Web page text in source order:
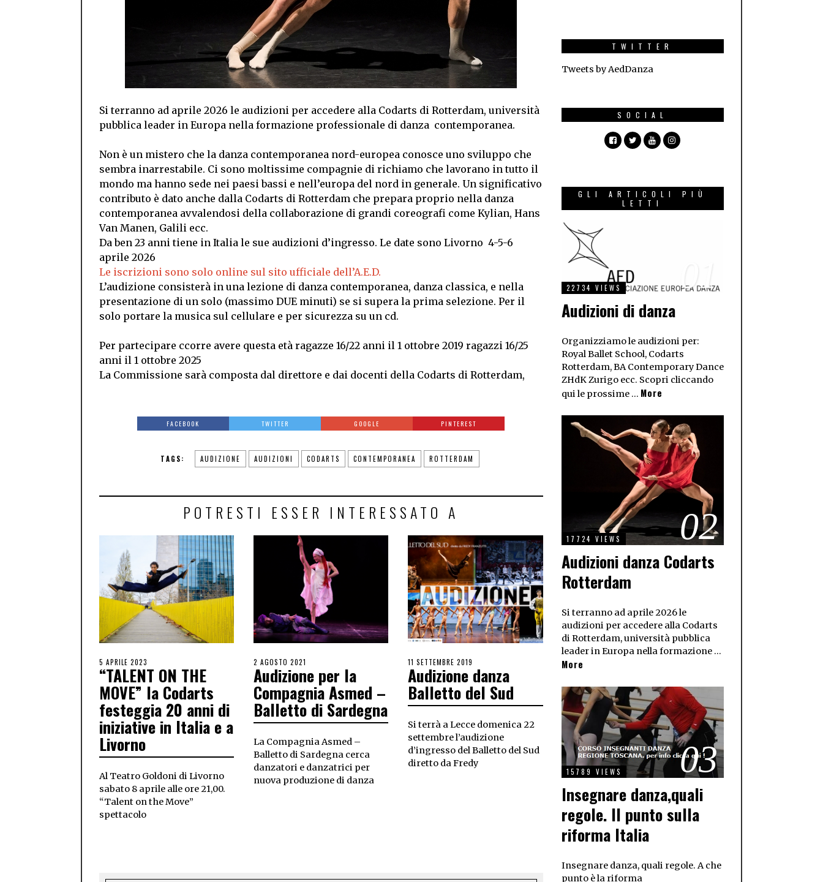
Si terranno ad aprile 2026 le audizioni per accedere alla Codarts di Rotterdam, università
pubblica leader in Europa nella formazione professionale di danza contemporanea.
Non è un mistero che la danza contemporanea nord-europea conosce uno sviluppo che
sembra inarrestabile. Ci sono moltissime compagnie di richiamo che lavorano in tutto il
mondo ma hanno sede nei paesi bassi e nell’europa del nord in generale. Un significativo
contributo è dato anche dalla Codarts di Rotterdam che prepara proprio nella danza
contemporanea avvalendosi della collaborazione di grandi coreografi come Kylian, Hans
Van Manen, Galili ecc.
Da ben 23 anni tiene in Italia le sue audizioni d’ingresso. Le date sono Livorno 4-5-6
aprile 2026
Le iscrizioni sono solo online sul sito ufficiale dell’A.E.D.
L’audizione consisterà in una lezione di danza contemporanea, danza classica, e nella
presentazione di un solo (massimo DUE minuti) se si supera la prima selezione. Per il
solo portare la musica sul cellulare e per sicurezza su un cd.
Per partecipare ccorre avere questa età ragazze 16/22 anni il 1 ottobre 2019 ragazzi 16/25
anni il 1 ottobre 2025
La Commissione sarà composta dal direttore e dai docenti della Codarts di Rotterdam,
FACEBOOK TWITTER GOOGLE PINTEREST
TAGS: AUDIZIONE AUDIZIONI CODARTS CONTEMPORANEA ROTTERDAM
POTRESTI ESSER INTERESSATO A
5 APRILE 2023
“TALENT ON THE
MOVE” la Codarts
festeggia 20 anni di
iniziative in Italia e a
Livorno
Al Teatro Goldoni di Livorno
sabato 8 aprile alle ore 21,00.
“Talent on the Move”
spettacolo
2 AGOSTO 2021
Audizione per la
Compagnia Asmed –
Balletto di Sardegna
La Compagnia Asmed –
Balletto di Sardegna cerca
danzatori e danzatrici per
nuova produzione di danza
11 SETTEMBRE 2019
Audizione danza
Balletto del Sud
Si terrà a Lecce domenica 22
settembre l’audizione
d’ingresso del Balletto del Sud
diretto da Fredy
TWITTER
Tweets by AedDanza
SOCIAL
GLI ARTICOLI PIÙ
LETTI
01
22734 VIEWS
Audizioni di danza
Organizziamo le audizioni per:
Royal Ballet School, Codarts
Rotterdam, BA Contemporary Dance
ZHdK Zurigo ecc. Scopri cliccando
qui le prossime … More
02
17724 VIEWS
Audizioni danza Codarts
Rotterdam
Si terranno ad aprile 2026 le
audizioni per accedere alla Codarts
di Rotterdam, università pubblica
leader in Europa nella formazione …
More
03
15789 VIEWS
Insegnare danza,quali
regole. Il punto sulla
riforma Italia
Insegnare danza, quali regole. A che
punto è la riforma